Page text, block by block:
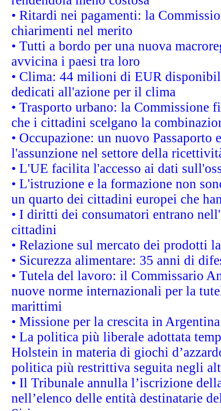
• Ritardi nei pagamenti: la
chiarimenti nel merito
• Tutti a bordo per una nuova
avvicina i paesi tra loro
• Clima: 44 milioni di EUR
dedicati all'azione per il clima
• Trasporto urbano: la Commissione
che i cittadini scelgano la
• Occupazione: un nuovo Passaporto
l'assunzione nel settore della
• L'UE facilita l'accesso ai dati
• L'istruzione e la formazione non
un quarto dei cittadini europei che
• I diritti dei consumatori entrano
cittadini
• Relazione sul mercato dei prodotti
• Sicurezza alimentare: 35 anni di
• Tutela del lavoro: il Commissario
nuove norme internazionali per la
marittimi
• Missione per la crescita in
• La politica più liberale adottata
Holstein in materia di giochi
politica più restrittiva seguita negli
• Il Tribunale annulla l’iscrizione
nell’elenco delle entità destinatarie